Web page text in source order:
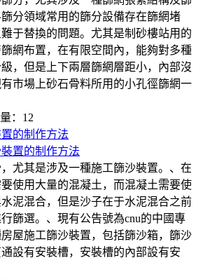
分領域常用的篩分設備存在篩網堵
于替換的問題。尤其是制砂樓站用的
網布置，在有限空間內，能夠對多種
，但是上下兩層篩網層距小，內部沒
市場上砂石骨料所用的小孔徑篩網一
：12
的制作方法
尤其是涉及一種施工篩沙裝置。、在
使用大量的混凝土，而混凝土需要使
泥混合，但是沙子在于水泥混合之前
篩選。、現有公告號為cnu的中國專
屋施工篩沙裝置，包括篩沙箱，篩沙
設有安裝槽，安裝槽的內部設有安